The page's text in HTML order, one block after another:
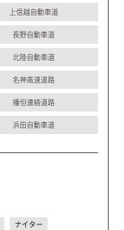
上信越自動車道
長野自動車道
北陸自動車道
名神高速道路
播但連絡道路
浜田自動車道
ナイター